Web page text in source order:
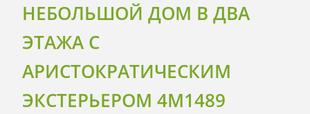
НЕБОЛЬШОЙ ДОМ В ДВА
ЭТАЖА С
АРИСТОКРАТИЧЕСКИМ
ЭКСТЕРЬЕРОМ 4M1489